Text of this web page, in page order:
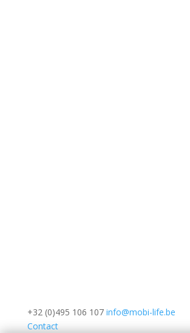
+32 (0)495 106 107 info@mobi-life.be
Contact